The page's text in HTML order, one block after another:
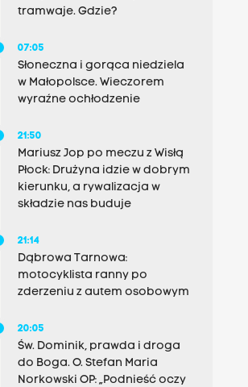
tramwaje. Gdzie?
07:05
Słoneczna i gorąca niedziela
w Małopolsce. Wieczorem
wyraźne ochłodzenie
21:50
Mariusz Jop po meczu z Wisłą
Płock: Drużyna idzie w dobrym
kierunku, a rywalizacja w
składzie nas buduje
21:14
Dąbrowa Tarnowa:
motocyklista ranny po
zderzeniu z autem osobowym
20:05
Św. Dominik, prawda i droga
do Boga. O. Stefan Maria
Norkowski OP: „Podnieść oczy